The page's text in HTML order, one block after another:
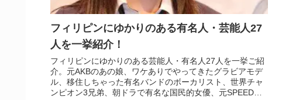
フィリピンにゆかりのある有名人・芸能人27
人を一挙紹介！
フィリピンにゆかりのある芸能人・有名人27人を一挙ご紹
介。元AKBのあの娘、ワケありでやってきたグラビアモデ
ル、移住しちゃった有名バンドのボーカリスト、世界チャ
ンピオン3兄弟、朝ドラで有名な国民的女優、元SPEED、